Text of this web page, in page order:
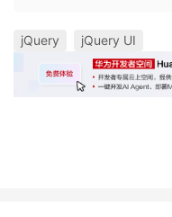
jQuery jQuery UI